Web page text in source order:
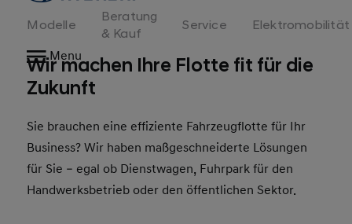
Modelle
Beratung
& Kauf
Service
Elektromobilität
Menu
Wir machen Ihre Flotte fit für die
Zukunft
Sie brauchen eine effiziente Fahrzeugflotte für Ihr
Business? Wir haben maßgeschneiderte Lösungen
für Sie – egal ob Dienstwagen, Fuhrpark für den
Handwerksbetrieb oder den öffentlichen Sektor.